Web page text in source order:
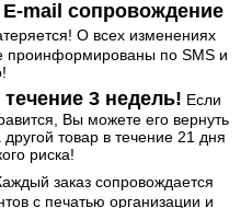
mail сопровождение
О всех изменениях
проинформированы по SMS и
3 недель! Если
Вы можете его вернуть
товар в течение 21 дня
риска!
заказ сопровождается
с печатью организации и